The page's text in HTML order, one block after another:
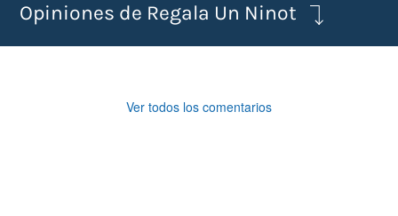
Opiniones de Regala Un Ninot
Ver todos los comentarios